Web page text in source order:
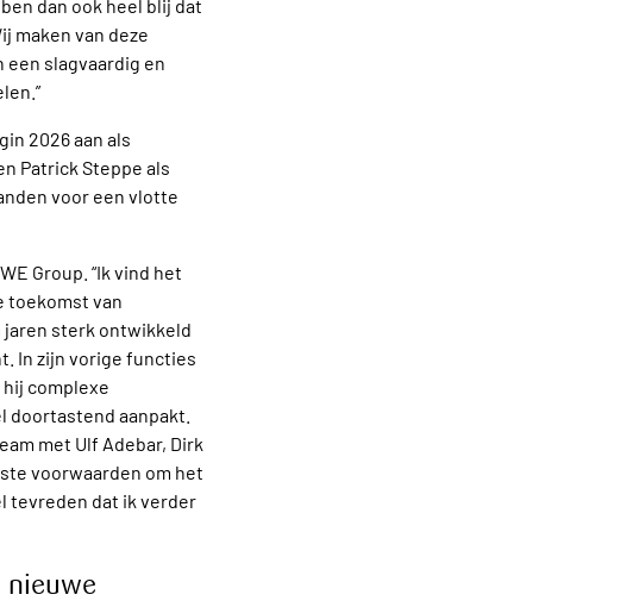
dan ook heel blij dat
maken van deze
slagvaardig en
2026 aan als
Patrick Steppe als
voor een vlotte
Group. “Ik vind het
toekomst van
jaren sterk ontwikkeld
In zijn vorige functies
complexe
aanpakt.
met Ulf Adebar, Dirk
voorwaarden om het
tevreden dat ik verder